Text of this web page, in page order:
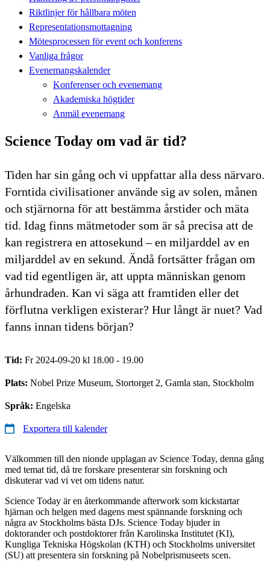
Riktlinjer för hållbara möten
Representationsmottagning
Mötesprocessen för event och konferens
Vanliga frågor
Evenemangskalender
Konferenser och evenemang
Akademiska högtider
Anmäl evenemang
Science Today om vad är tid?
Tiden har sin gång och vi uppfattar alla dess närvaro.
Forntida civilisationer använde sig av solen, månen
och stjärnorna för att bestämma årstider och mäta
tid. Idag finns mätmetoder som är så precisa att de
kan registrera en attosekund – en miljarddel av en
miljarddel av en sekund. Ändå fortsätter frågan om
vad tid egentligen är, att uppta människan genom
århundraden. Kan vi säga att framtiden eller det
förflutna verkligen existerar? Hur långt är nuet? Vad
fanns innan tidens början?
Tid: Fr 2024-09-20 kl 18.00 - 19.00
Plats: Nobel Prize Museum, Stortorget 2, Gamla stan, Stockholm
Språk: Engelska
Exportera till kalender
Välkommen till den nionde upplagan av Science Today, denna gång
med temat tid, då tre forskare presenterar sin forskning och
diskuterar vad vi vet om tidens natur.
Science Today är en återkommande afterwork som kickstartar
hjärnan och helgen med dagens mest spännande forskning och
några av Stockholms bästa DJs. Science Today bjuder in
doktorander och postdoktorer från Karolinska Institutet (KI),
Kungliga Tekniska Högskolan (KTH) och Stockholms universitet
(SU) att presentera sin forskning på Nobelprismuseets scen.